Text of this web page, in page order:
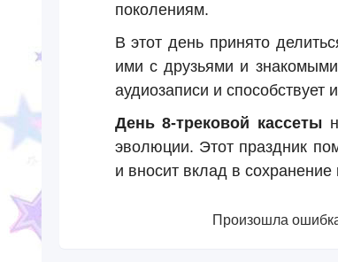
поколениям.
В этот день принято
ими с друзьями и
аудиозаписи и способствует
День 8-трековой кассеты
эволюции. Этот праздник
и вносит вклад в сохранение
Произошла